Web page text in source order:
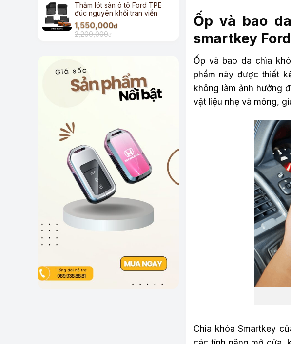
Thảm lót sàn ô tô Ford TPE
đúc nguyên khối tràn viền
1,550,000đ
2,200,000đ
Ốp và bao
smartkey
Ốp và bao da chìa
phẩm này được thiết
không làm ảnh hưởng
vật liệu nhẹ và mỏng,
Chìa khóa Smartkey